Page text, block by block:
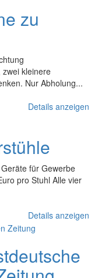
zu
kleinere
Nur Abholung...
Details anzeigen
für Gewerbe
pro Stuhl Alle vier
Details anzeigen